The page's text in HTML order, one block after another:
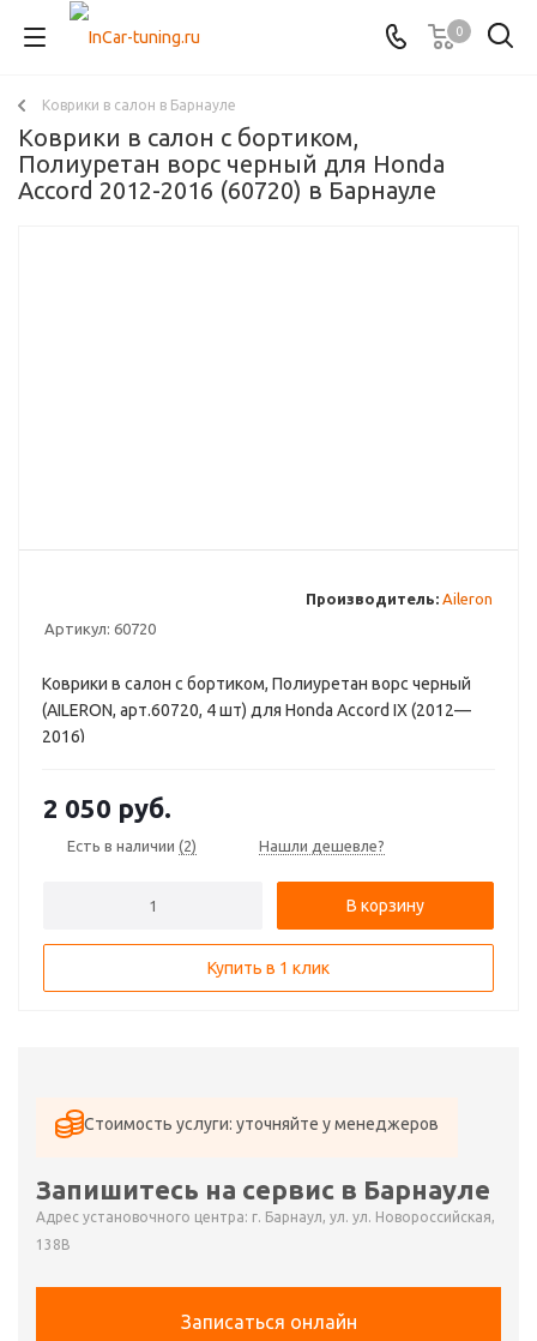
0
Коврики в салон в Барнауле
Коврики в салон с бортиком,
Полиуретан ворс черный для Honda
Accord 2012-2016 (60720) в Барнауле
Артикул: 60720
Производитель: Aileron
Коврики в салон с бортиком, Полиуретан ворс черный
(AILERON, арт.60720, 4 шт) для Honda Accord IX (2012—
2016)
2 050 руб.
Есть в наличии (2) Нашли дешевле?
В корзину
Купить в 1 клик
Стоимость услуги: уточняйте у менеджеров
Запишитесь на сервис в Барнауле
Адрес установочного центра: г. Барнаул, ул. ул. Новороссийская,
138В
Записаться онлайн